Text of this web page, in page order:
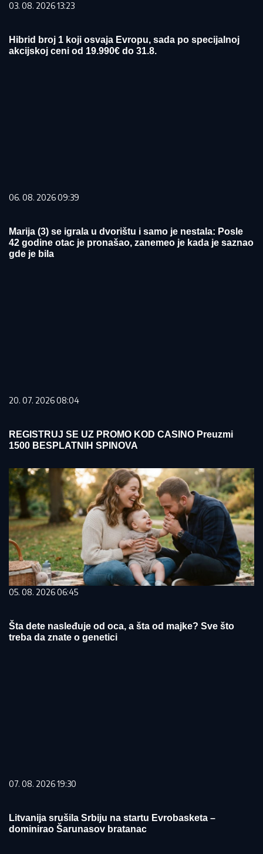
03. 08. 2026 13:23
Hibrid broj 1 koji osvaja Evropu, sada po specijalnoj
akcijskoj ceni od 19.990€ do 31.8.
06. 08. 2026 09:39
Marija (3) se igrala u dvorištu i samo je nestala: Posle
42 godine otac je pronašao, zanemeo je kada je saznao
gde je bila
20. 07. 2026 08:04
REGISTRUJ SE UZ PROMO KOD CASINO Preuzmi
1500 BESPLATNIH SPINOVA
05. 08. 2026 06:45
Šta dete nasleđuje od oca, a šta od majke? Sve što
treba da znate o genetici
07. 08. 2026 19:30
Litvanija srušila Srbiju na startu Evrobasketa –
dominirao Šarunasov bratanac